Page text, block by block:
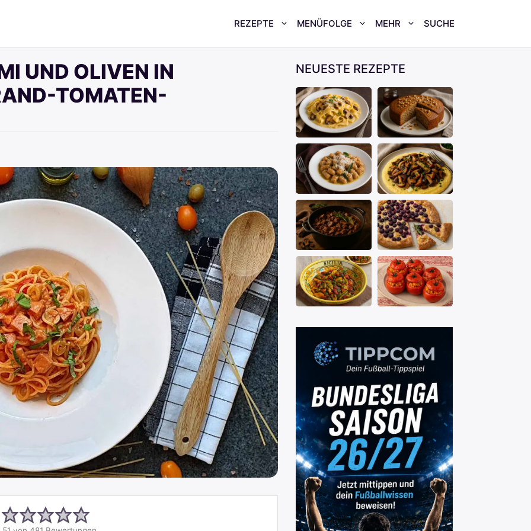
REZEPTE MENÜFOLGE MEHR SUCHE
UND OLIVEN IN
TOMATEN-
NEUESTE REZEPTE